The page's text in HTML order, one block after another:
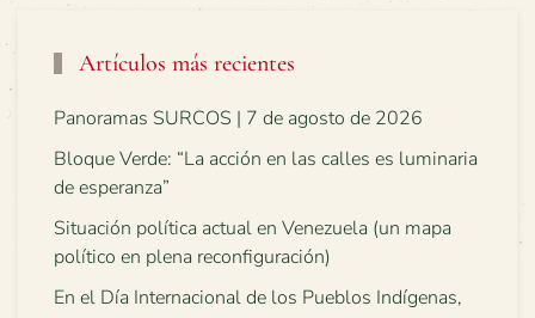
Artículos más recientes
Panoramas SURCOS | 7 de agosto de 2026
Bloque Verde: “La acción en las calles es luminaria
de esperanza”
Situación política actual en Venezuela (un mapa
político en plena reconfiguración)
En el Día Internacional de los Pueblos Indígenas,